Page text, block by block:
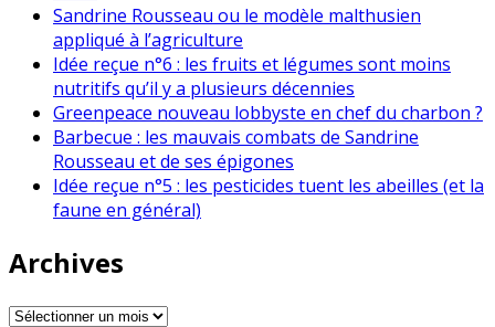
Sandrine Rousseau ou le modèle malthusien
appliqué à l’agriculture
Idée reçue n°6 : les fruits et légumes sont moins
nutritifs qu’il y a plusieurs décennies
Greenpeace nouveau lobbyste en chef du charbon ?
Barbecue : les mauvais combats de Sandrine
Rousseau et de ses épigones
Idée reçue n°5 : les pesticides tuent les abeilles (et la
faune en général)
Archives
Archives